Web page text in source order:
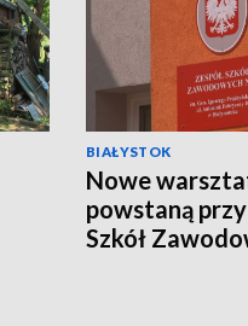
BIAŁYSTOK
Nowe
powstaną
Szkół